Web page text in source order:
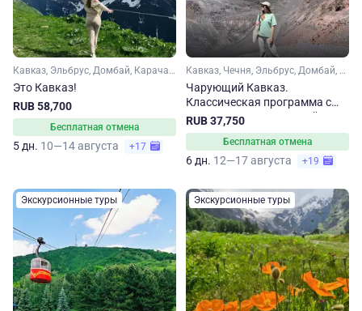
Кавказ, Эльбрус, Домбай, Карачаево-Черкесия, Кабардино-Балкария, Ставропольский край, Кавказские Минеральные Воды
Это Кавказ!
RUB 58,700
Бесплатная отмена
5 дн. 10—14 августа +17
Кавказ, Чечня, Эльбрус, Домбай, Карачаево-Черкесия, Кабардино-Балкария, Ставропольский край, Кавказские Минеральные Воды
Чарующий Кавказ.
Классическая программа с
путешествием в Грозный
RUB 37,750
Бесплатная отмена
6 дн. 12—17 августа +19
Экскурсионные туры Экскурсионные туры